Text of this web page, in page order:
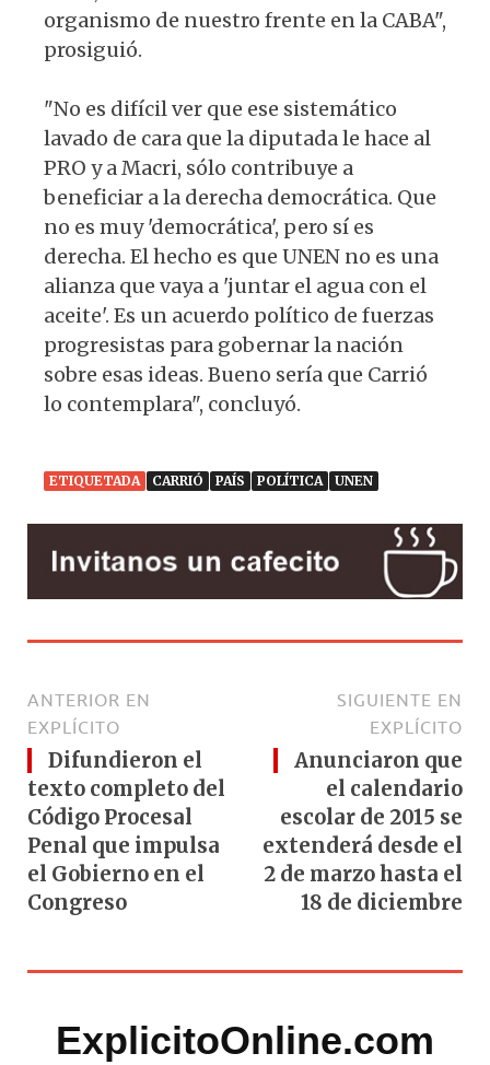
organismo de nuestro frente en la CABA",
prosiguió.
"No es difícil ver que ese sistemático
lavado de cara que la diputada le hace al
PRO y a Macri, sólo contribuye a
beneficiar a la derecha democrática. Que
no es muy 'democrática', pero sí es
derecha. El hecho es que UNEN no es una
alianza que vaya a 'juntar el agua con el
aceite'. Es un acuerdo político de fuerzas
progresistas para gobernar la nación
sobre esas ideas. Bueno sería que Carrió
lo contemplara", concluyó.
ETIQUETADA CARRIÓ PAÍS POLÍTICA UNEN
ANTERIOR EN
EXPLÍCITO
Difundieron el
texto completo del
Código Procesal
Penal que impulsa
el Gobierno en el
Congreso
SIGUIENTE EN
EXPLÍCITO
Anunciaron que
el calendario
escolar de 2015 se
extenderá desde el
2 de marzo hasta el
18 de diciembre
ExplicitoOnline.com